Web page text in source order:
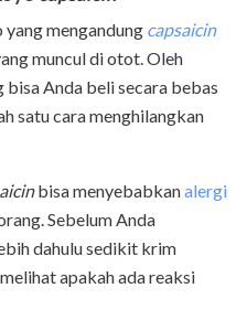
yang mengandung capsaicin
muncul di otot. Oleh
Anda beli secara bebas
satu cara menghilangkan
bisa menyebabkanalergi
Sebelum Anda
dahulu sedikit krim
apakah ada reaksi